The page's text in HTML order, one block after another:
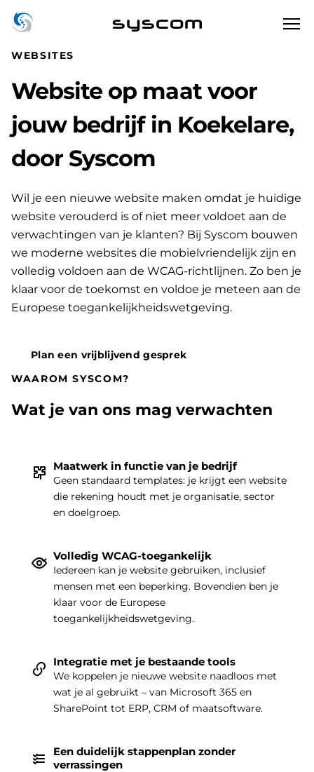
syscom
|
WEBSITES
Website op maat voor
jouw bedrijf in Koekelare,
door Syscom
Wil je een nieuwe website maken omdat je huidige
website verouderd is of niet meer voldoet aan de
verwachtingen van je klanten? Bij Syscom bouwen
we moderne websites die mobielvriendelijk zijn en
volledig voldoen aan de WCAG-richtlijnen. Zo ben je
klaar voor de toekomst en voldoe je meteen aan de
Europese toegankelijkheidswetgeving.
Plan een vrijblijvend gesprek
WAAROM SYSCOM?
Wat je van ons mag verwachten
Maatwerk in functie van je bedrijf
Geen standaard templates: je krijgt een website
die rekening houdt met je organisatie, sector
en doelgroep.
Volledig WCAG-toegankelijk
Iedereen kan je website gebruiken, inclusief
mensen met een beperking. Bovendien ben je
klaar voor de Europese
toegankelijkheidswetgeving.
Integratie met je bestaande tools
We koppelen je nieuwe website naadloos met
wat je al gebruikt – van Microsoft 365 en
SharePoint tot ERP, CRM of maatsoftware.
Een duidelijk stappenplan zonder
verrassingen